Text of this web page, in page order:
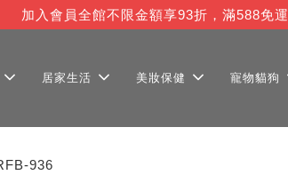
加入會員全館不限金額享93折，滿588免運
居家生活 美妝保健 寵物貓狗
936